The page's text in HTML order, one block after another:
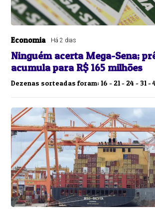
Economia Há 2 dias
Ninguém acerta Mega-Sena;
acumula para R$ 165 milhões
Dezenas sorteadas foram: 16 - 21 - 24 - 31 -